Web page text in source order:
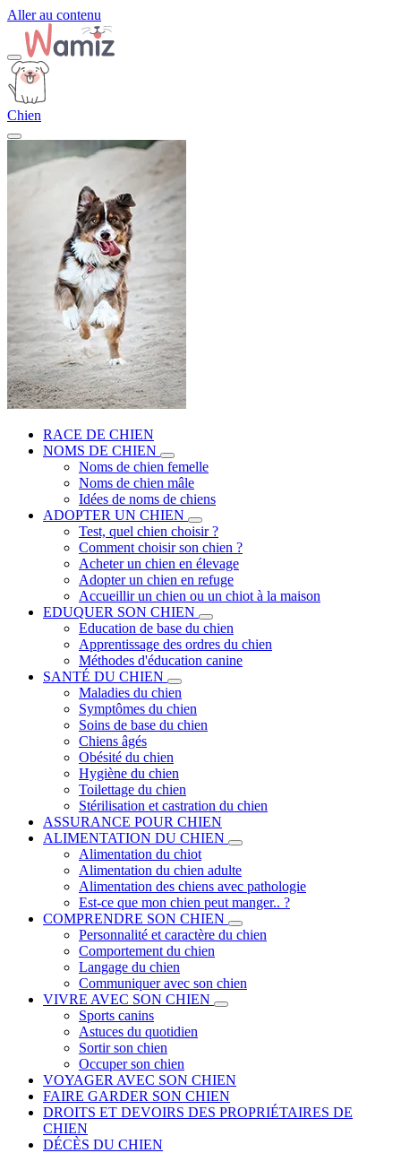
Aller au contenu
Chien
RACE DE CHIEN
NOMS DE CHIEN
Noms de chien femelle
Noms de chien mâle
Idées de noms de chiens
ADOPTER UN CHIEN
Test, quel chien choisir ?
Comment choisir son chien ?
Acheter un chien en élevage
Adopter un chien en refuge
Accueillir un chien ou un chiot à la maison
EDUQUER SON CHIEN
Education de base du chien
Apprentissage des ordres du chien
Méthodes d'éducation canine
SANTÉ DU CHIEN
Maladies du chien
Symptômes du chien
Soins de base du chien
Chiens âgés
Obésité du chien
Hygiène du chien
Toilettage du chien
Stérilisation et castration du chien
ASSURANCE POUR CHIEN
ALIMENTATION DU CHIEN
Alimentation du chiot
Alimentation du chien adulte
Alimentation des chiens avec pathologie
Est-ce que mon chien peut manger.. ?
COMPRENDRE SON CHIEN
Personnalité et caractère du chien
Comportement du chien
Langage du chien
Communiquer avec son chien
VIVRE AVEC SON CHIEN
Sports canins
Astuces du quotidien
Sortir son chien
Occuper son chien
VOYAGER AVEC SON CHIEN
FAIRE GARDER SON CHIEN
DROITS ET DEVOIRS DES PROPRIÉTAIRES DE
CHIEN
DÉCÈS DU CHIEN